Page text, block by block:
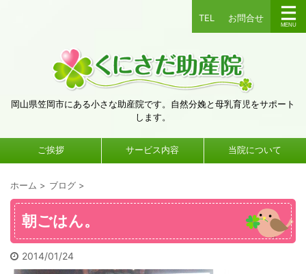
TEL お問合せ
岡山県笠岡市にある小さな助産院です。自然分娩と母乳育児をサポート
します。
ご挨拶 サービス内容 当院について
ホーム > ブログ >
朝ごはん。
2014/01/24